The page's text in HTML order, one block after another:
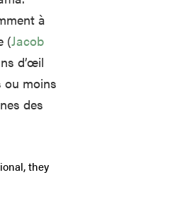
à
(Jacob
d’œil
ou moins
des
they